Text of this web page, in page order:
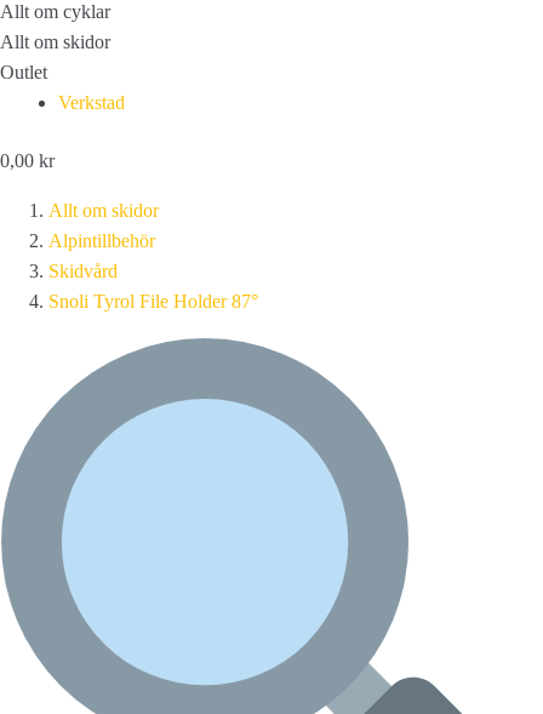
Allt om cyklar
Allt om skidor
Outlet
Verkstad
0,00 kr
Allt om skidor
Alpintillbehör
Skidvård
Snoli Tyrol File Holder 87°